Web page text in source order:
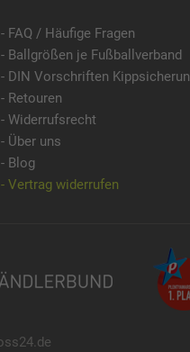
- FAQ / Häufige Fragen
- Ballgrößen je Fußballverband
- DIN Vorschriften
- Retouren
- Widerrufsrecht
- Über uns
- Blog
- Vertrag widerrufen